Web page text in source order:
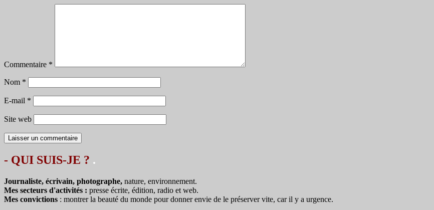
Commentaire *
Nom *
E-mail *
Site web
- QUI SUIS-JE ? .
Journaliste, écrivain, photographe, nature, environnement.
Mes secteurs d'activités : presse écrite, édition, radio et web.
Mes convictions : montrer la beauté du monde pour donner envie de le préserver vite, car il y a urgence.